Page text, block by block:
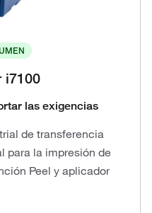
las exigencias
de transferencia
para la impresión de
Peel y aplicador